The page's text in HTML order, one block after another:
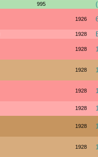
995
1926
1928
1928
1928
1928
1928
1928
1928